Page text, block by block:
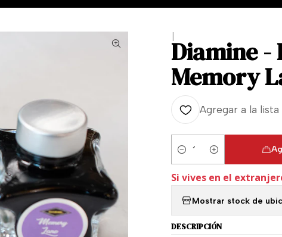
|
Diamine -
Memory
Agregar a la
Cantidad
Si vives en el
Mostrar stock de
DESCRIPCIÓN